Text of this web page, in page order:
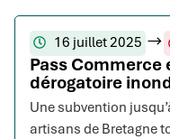
16 juillet 2025
Pass
dérogatoire
Une subvention
artisans de Bretagne